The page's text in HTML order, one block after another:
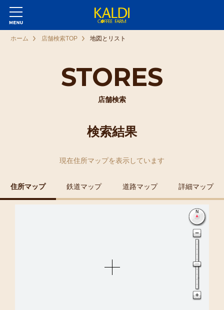
STORES
店舗検索
ホーム 店舗検索TOP 地図とリスト
検索結果
現在住所マップを表示しています
住所マップ 鉄道マップ 道路マップ 詳細マップ